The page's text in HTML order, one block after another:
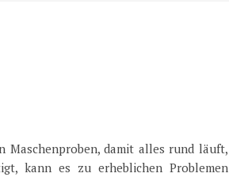
damit alles rund läuft,
kann es zu erheblichen Problemen